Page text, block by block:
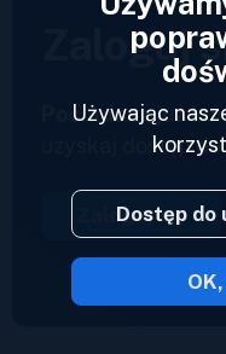
Zaloguj
Posiadasz już
uzyskaj dostęp
Zaloguj się
Używając
Dostęp do